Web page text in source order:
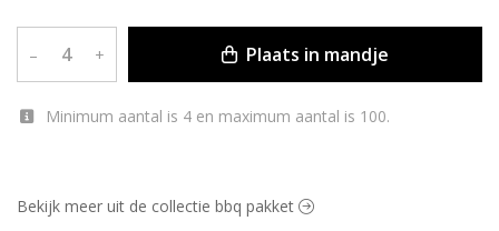
– + Plaats in mandje
Minimum aantal is 4 en maximum aantal is 100.
Bekijk meer uit de collectie bbq pakket